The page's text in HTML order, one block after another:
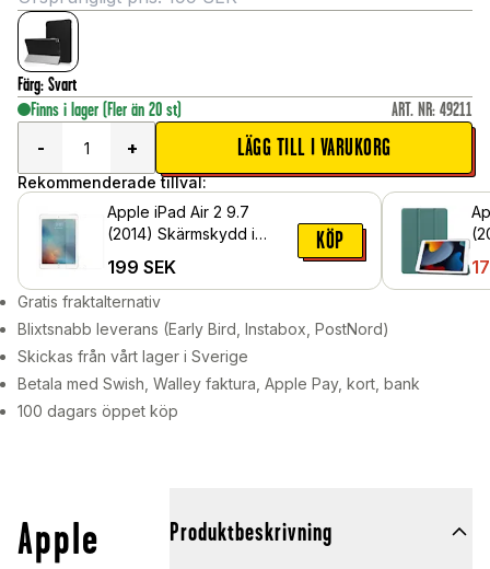
Färg: Svart
Finns i lager (Fler än 20 st) ART. NR: 49211
-
+ LÄGG TILL I VARUKORG
Rekommenderade tillval:
Apple iPad Air 2 9.7
(2014) Skärmskydd i
199 SEK
KÖP
Gratis fraktalternativ
Blixtsnabb leverans (Early Bird, Instabox, PostNord)
Skickas från vårt lager i Sverige
Betala med Swish, Walley faktura, Apple Pay, kort, bank
100 dagars öppet köp
Apple
Produktbeskrivning